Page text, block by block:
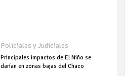
Policiales y Judiciales
Principales impactos de El Niño se
darían en zonas bajas del Chaco